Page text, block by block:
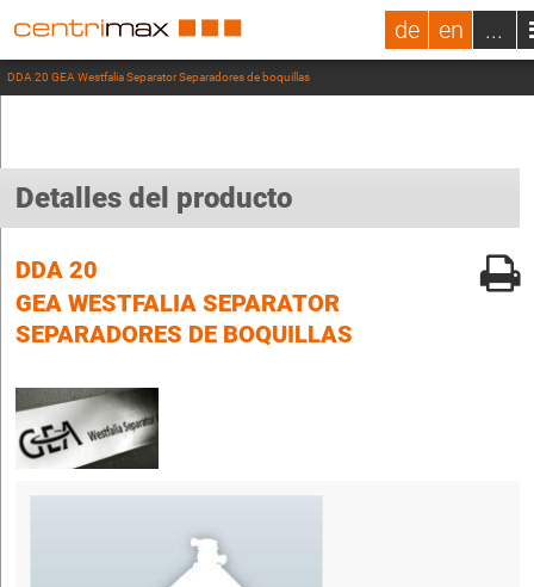
de en ...
DDA 20 GEA Westfalia Separator Separadores de boquillas
Detalles del producto
DDA 20
GEA WESTFALIA SEPARATOR
SEPARADORES DE BOQUILLAS